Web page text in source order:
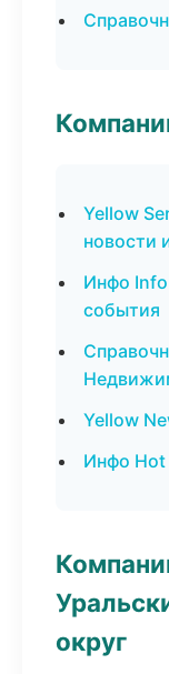
Yellow
новости
Инфо
события
Yellow
Инфо Hot
округ